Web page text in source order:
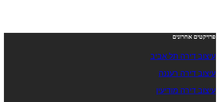
פרויקטים אחרונים
עיצוב דירה תל אביב
עיצוב דירה רעננה
עיצוב דירה מודיעין